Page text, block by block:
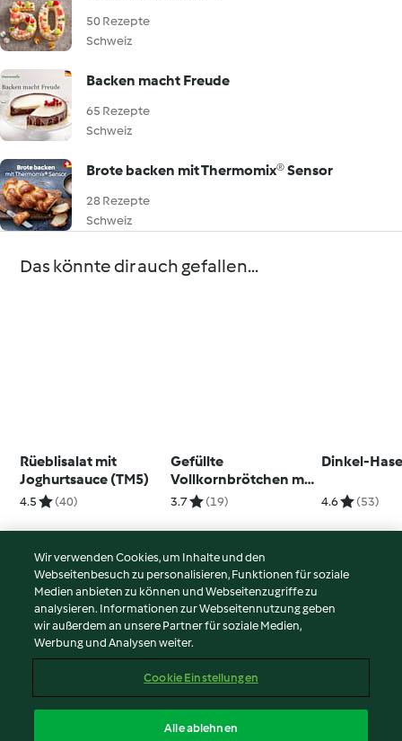
50 Rezepte
Schweiz
Backen macht Freude
65 Rezepte
Schweiz
Brote backen mit Thermomix® Sensor
28 Rezepte
Schweiz
Das könnte dir auch gefallen...
Rüeblisalat mit
Joghurtsauce (TM5)
4.5 (40)
Gefüllte
Vollkornbrötchen mit
Gemüsesticks und
3.7 (19)
Dinkel-
4.6 (53)
© Copyright 2026
Nutzungsbedingungen
Datenschutzrichtlinien
Impressum
Wir verwenden Cookies, um Inhalte und den
Webseitenbesuch zu personalisieren, Funktionen für soziale
Medien anbieten zu können und Webseitenzugriffe zu
analysieren. Informationen zur Webseitennutzung geben
wir außerdem an unsere Partner für soziale Medien,
Werbung und Analysen weiter.
Cookie Einstellungen
Alle ablehnen